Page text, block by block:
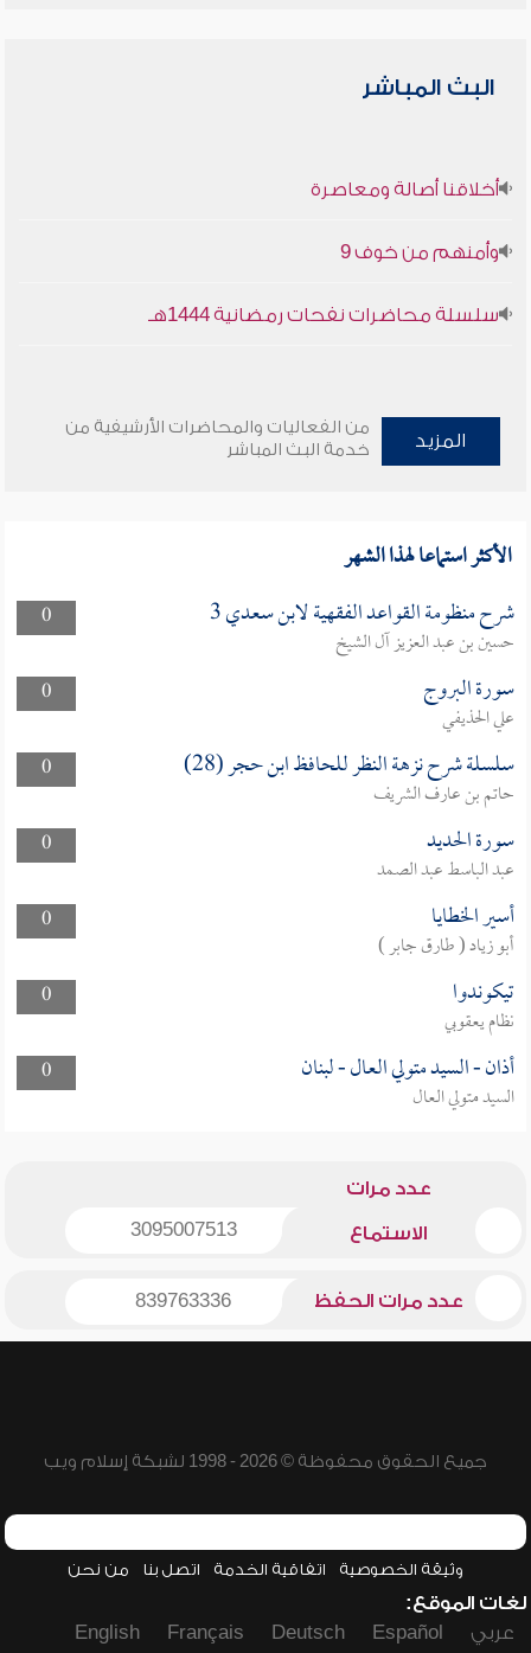
البث المباشر
أخلاقنا أصالة ومعاصرة
وأمنهم من خوف 9
سلسلة محاضرات نفحات رمضانية 1444هـ
المزيد
من الفعاليات والمحاضرات الأرشيفية من
خدمة البث المباشر
الأكثر استماعا لهذا الشهر
0 شرح منظومة القواعد الفقهية لابن سعدي 3
حسين بن عبد العزيز آل الشيخ
0
سورة البروج
علي الحذيفي
0
سلسلة شرح نزهة النظر للحافظ ابن حجر (28)
حاتم بن عارف الشريف
0
سورة الحديد
عبد الباسط عبد الصمد
0
أسير الخطايا
أبو زياد ( طارق جابر )
0
تيكوندوا
نظام يعقوبي
0
أذان - السيد متولي العال - لبنان
السيد متولي العال
عدد مرات
الاستماع 3095007513
عدد مرات الحفظ 839763336
جميع الحقوق محفوظة © 2026 - 1998 لشبكة إسلام ويب
وثيقة الخصوصية اتفاقية الخدمة اتصل بنا من نحن
لغات الموقع:
عربي
Español
Deutsch
Français
English